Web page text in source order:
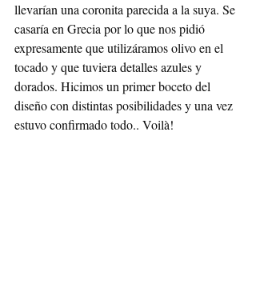
llevarían una coronita parecida a la suya. Se
casaría en Grecia por lo que nos pidió
expresamente que utilizáramos olivo en el
tocado y que tuviera detalles azules y
dorados. Hicimos un primer boceto del
diseño con distintas posibilidades y una vez
estuvo confirmado todo.. Voilà!